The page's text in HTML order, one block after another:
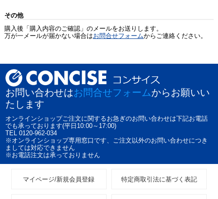
その他
購入後「購入内容のご確認」のメールをお送りします。
万が一メールが届かない場合はお問合せフォームからご連絡ください。
お問い合わせはお問合せフォームからお願いい
たします
オンラインショップご注文に関するお急ぎのお問い合わせは下記お電話
でも承っております(平日10:00～17:00)
TEL 0120-962-034
※オンラインショップ専用窓口です、ご注文以外のお問い合わせにつき
ましては対応できません
※お電話注文は承っておりません
マイページ/新規会員登録 特定商取引法に基づく表記